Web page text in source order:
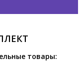
товары: